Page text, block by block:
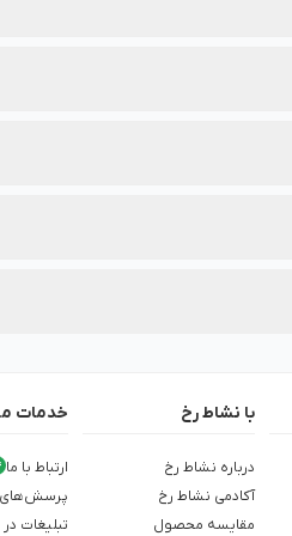
با نشاط رخ
درباره نشاط رخ
آکادمی نشاط رخ
مقایسه محصول
خدمات
ارتباط با ما
پرسش‌های
تبلیغات